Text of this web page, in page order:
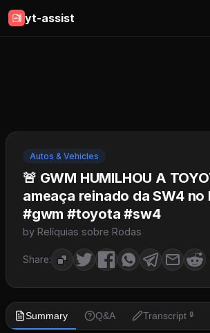
yt-assist
Autos & Vehicles
🚨 GWM HUMILHOU A
ameaça reinado da SW4 no
#gwm #toyota #sw4
by Relíquias sobre Rodas
Share:
Summary Q&A Transcript 🔒